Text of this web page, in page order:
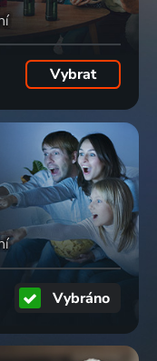
Vybrat
Vybráno